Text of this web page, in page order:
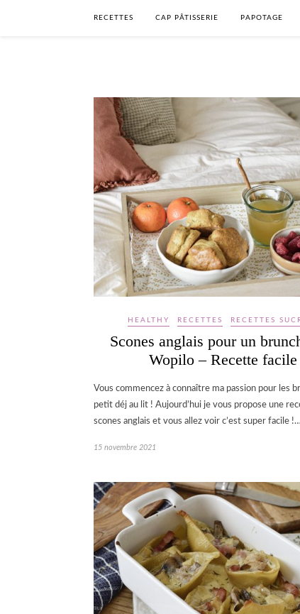
RECETTES CAP PÂTISSERIE PAPOTAGE
HEALTHY RECETTES RECETTES
Scones anglais pour un
Wopilo – Recette facile
Vous commencez à connaître ma passion pour les
petit déj au lit ! Aujourd’hui je vous propose une
scones anglais et vous allez voir c’est super facile !…
15 novembre 2021